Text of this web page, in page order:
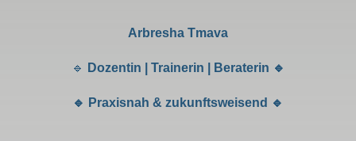
Arbresha Tmava
🔹 Dozentin | Trainerin | Beraterin 🔹
🔹 Praxisnah & zukunftsweisend 🔹